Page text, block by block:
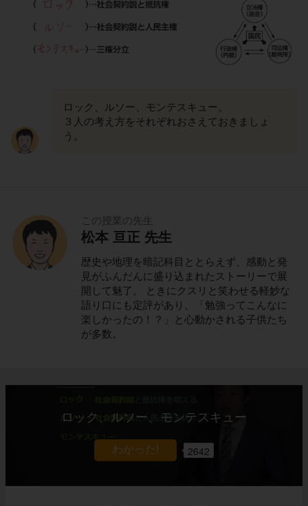
ロック、ルソー、モンテスキュー。
３人の考え方をそれぞれおさえておきましょ
う。
この授業の先生
松本 亘正 先生
歴史や地理を暗記科目ととらえず、感動と発
見がふんだんに盛り込まれたストーリーで展
開して魅了。 ときにクスリと笑わせる軽妙な
語り口にも定評があり、「勉強ってこんなに
楽しかったの！？」と心動かされる子供たち
が多数。
ロック、ルソー、モンテスキュー
2642